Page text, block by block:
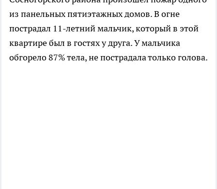
из панельных пятиэтажных домов. В огне
пострадал 11-летний мальчик, который в этой
квартире был в гостях у друга. У мальчика
обгорело 87% тела, не пострадала только голова.